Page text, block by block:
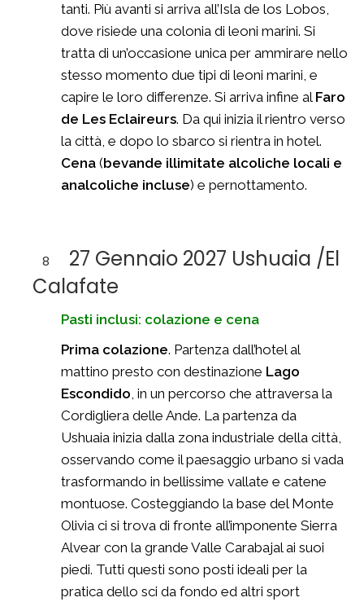
tanti. Più avanti si arriva all’Isla de los Lobos,
dove risiede una colonia di leoni marini. Si
tratta di un’occasione unica per ammirare nello
stesso momento due tipi di leoni marini, e
capire le loro differenze. Si arriva infine al Faro
de Les Eclaireurs. Da qui inizia il rientro verso
la città, e dopo lo sbarco si rientra in hotel.
Cena (bevande illimitate alcoliche locali e
analcoliche incluse) e pernottamento.
8
27 Gennaio 2027 Ushuaia /El
Calafate
Pasti inclusi: colazione e cena
Prima colazione. Partenza dall’hotel al
mattino presto con destinazione Lago
Escondido, in un percorso che attraversa la
Cordigliera delle Ande. La partenza da
Ushuaia inizia dalla zona industriale della città,
osservando come il paesaggio urbano si vada
trasformando in bellissime vallate e catene
montuose. Costeggiando la base del Monte
Olivia ci si trova di fronte all’imponente Sierra
Alvear con la grande Valle Carabajal ai suoi
piedi. Tutti questi sono posti ideali per la
pratica dello sci da fondo ed altri sport